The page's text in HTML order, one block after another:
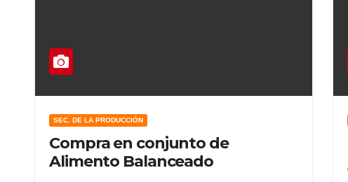
SEC. DE LA PRODUCCIÓN
Compra en conjunto de
Alimento Balanceado